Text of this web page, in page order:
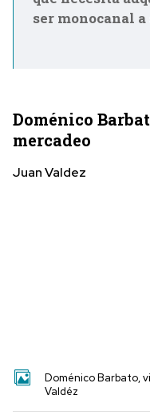
ser monocanal
Doménico
mercadeo
Juan Valdez
Doménico Barbato,
Valdéz